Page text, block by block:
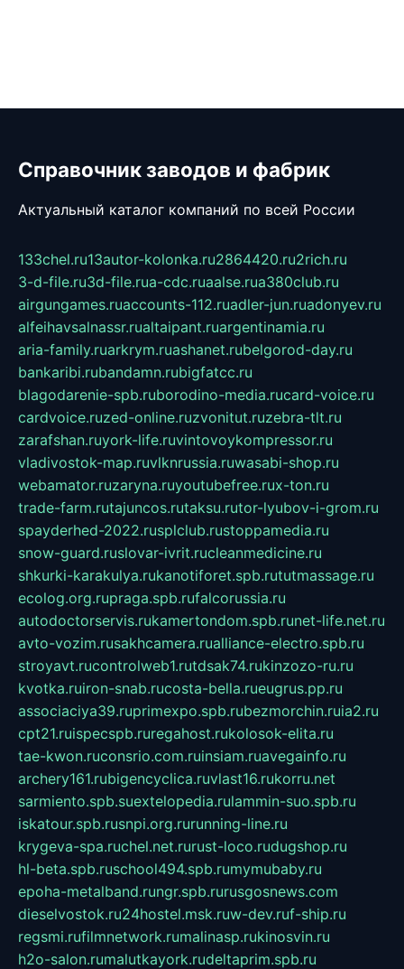
Справочник заводов и фабрик
Актуальный каталог компаний по всей России
133chel.ru13autor-kolonka.ru2864420.ru2rich.ru
3-d-file.ru3d-file.rua-cdc.ruaalse.rua380club.ru
airgungames.ruaccounts-112.ruadler-jun.ruadonyev.ru
alfeihavsalnassr.rualtaipant.ruargentinamia.ru
aria-family.ruarkrym.ruashanet.rubelgorod-day.ru
bankaribi.rubandamn.rubigfatcc.ru
blagodarenie-spb.ruborodino-media.rucard-voice.ru
cardvoice.ruzed-online.ruzvonitut.ruzebra-tlt.ru
zarafshan.ruyork-life.ruvintovoykompressor.ru
vladivostok-map.ruvlknrussia.ruwasabi-shop.ru
webamator.ruzaryna.ruyoutubefree.rux-ton.ru
trade-farm.rutajuncos.rutaksu.rutor-lyubov-i-grom.ru
spayderhed-2022.rusplclub.rustoppamedia.ru
snow-guard.ruslovar-ivrit.rucleanmedicine.ru
shkurki-karakulya.rukanotiforet.spb.rututmassage.ru
ecolog.org.rupraga.spb.rufalcorussia.ru
autodoctorservis.rukamertondom.spb.runet-life.net.ru
avto-vozim.rusakhcamera.rualliance-electro.spb.ru
stroyavt.rucontrolweb1.rutdsak74.rukinzozo-ru.ru
kvotka.ruiron-snab.rucosta-bella.rueugrus.pp.ru
associaciya39.ruprimexpo.spb.rubezmorchin.ruia2.ru
cpt21.ruispecspb.ruregahost.rukolosok-elita.ru
tae-kwon.ruconsrio.com.ruinsiam.ruavegainfo.ru
archery161.rubigencyclica.ruvlast16.rukorru.net
sarmiento.spb.suextelopedia.rulammin-suo.spb.ru
iskatour.spb.rusnpi.org.rurunning-line.ru
krygeva-spa.ruchel.net.rurust-loco.rudugshop.ru
hl-beta.spb.ruschool494.spb.rumymubaby.ru
epoha-metalband.rungr.spb.rurusgosnews.com
dieselvostok.ru24hostel.msk.ruw-dev.ruf-ship.ru
regsmi.rufilmnetwork.rumalinasp.rukinosvin.ru
h2o-salon.rumalutkayork.rudeltaprim.spb.ru